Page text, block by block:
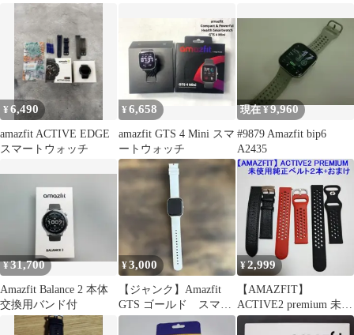
¥6,490
amazfit ACTIVE EDGE
スマートウォッチ
¥6,658
amazfit GTS 4 Mini スマ
ートウォッチ
現在 ¥9,960
#9879 Amazfit bip6
A2435
¥31,700
Amazfit Balance 2 本体
交換用バンド付
¥3,000
【ジャンク】Amazfit
GTS ゴールド スマー
トウォッチ
¥2,999
【AMAZFIT】
ACTIVE2 premium 未使
用純正ベルト+おまけ